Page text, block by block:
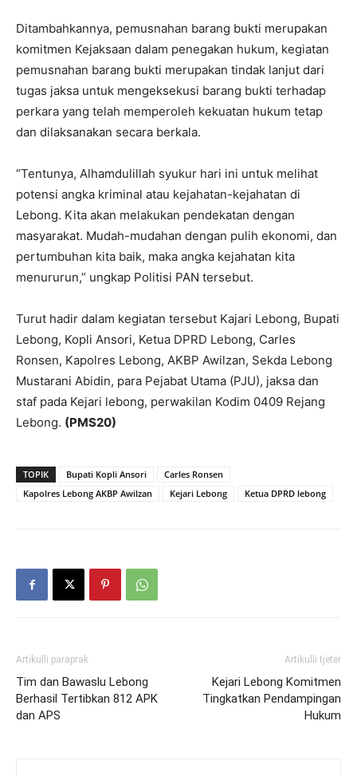
Ditambahkannya, pemusnahan barang bukti merupakan
komitmen Kejaksaan dalam penegakan hukum, kegiatan
pemusnahan barang bukti merupakan tindak lanjut dari
tugas jaksa untuk mengeksekusi barang bukti terhadap
perkara yang telah memperoleh kekuatan hukum tetap
dan dilaksanakan secara berkala.
“Tentunya, Alhamdulillah syukur hari ini untuk melihat
potensi angka kriminal atau kejahatan-kejahatan di
Lebong. Kita akan melakukan pendekatan dengan
masyarakat. Mudah-mudahan dengan pulih ekonomi, dan
pertumbuhan kita baik, maka angka kejahatan kita
menururun,” ungkap Politisi PAN tersebut.
Turut hadir dalam kegiatan tersebut Kajari Lebong, Bupati
Lebong, Kopli Ansori, Ketua DPRD Lebong, Carles
Ronsen, Kapolres Lebong, AKBP Awilzan, Sekda Lebong
Mustarani Abidin, para Pejabat Utama (PJU), jaksa dan
staf pada Kejari lebong, perwakilan Kodim 0409 Rejang
Lebong. (PMS20)
TOPIK Bupati Kopli Ansori
Carles Ronsen
Kapolres Lebong AKBP Awilzan
Kejari Lebong Ketua DPRD lebong
Artikulli paraprak
Tim dan Bawaslu Lebong
Berhasil Tertibkan 812 APK
dan APS
Artikulli tjetër
Kejari Lebong Komitmen
Tingkatkan Pendampingan
Hukum